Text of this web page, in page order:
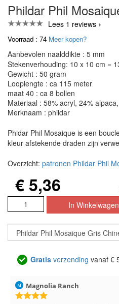
Phildar Phil
Lees 1 reviews
Voorraad : 74 Meer kopen?
Aanbevolen naalddikte : 5 mm
Stekenverhouding: 10 x 10 cm =
Gewicht : 50 gram
Looplengte : ca 115 meter
maat 40 : ca 8 bollen
Materiaal : 58% acryl, 24%
Merknaam : phildar
Phidar Phil Mosaique is een
kleur afstekende draden zijn
Overzicht: patronen Phildar Phil
€ 5,36
Gratis verzending vanaf €
Magnolia Ranch